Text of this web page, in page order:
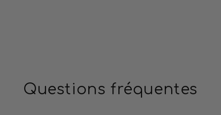
Questions fréquentes